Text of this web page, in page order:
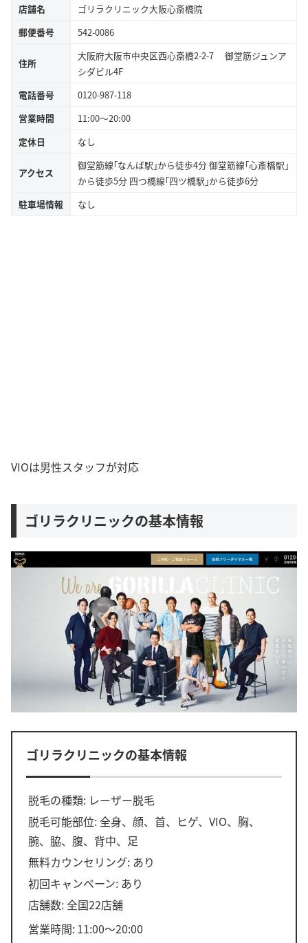
店舗名
ゴリラクリニック大阪心斎橋院
郵便番号
542-0086
住所
大阪府大阪市中央区西心斎橋2-2-7 御堂筋ジュンア
シダビル4F
電話番号
0120-987-118
営業時間
11:00〜20:00
定休日
なし
アクセス
御堂筋線｢なんば駅｣から徒歩4分 御堂筋線｢心斎橋駅｣
から徒歩5分 四つ橋線｢四ツ橋駅｣から徒歩6分
駐車場情報
なし
VIOは男性スタッフが対応
ゴリラクリニックの基本情報
ゴリラクリニックの基本情報
脱毛の種類: レーザー脱毛
脱毛可能部位: 全身、顔、首、ヒゲ、VIO、胸、
腕、脇、腹、背中、足
無料カウンセリング: あり
初回キャンペーン: あり
店舗数: 全国22店舗
営業時間:11:00～20:00